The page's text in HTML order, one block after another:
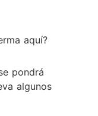
aquí?
pondrá
algunos